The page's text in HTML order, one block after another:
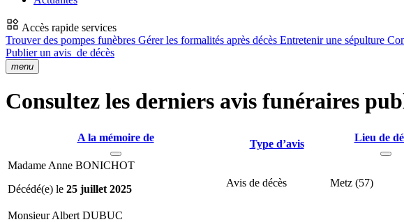
Accès rapide services
Trouver des pompes funèbres Gérer les formalités après décès Entretenir une sépulture
Publier un avis de décès
menu
Consultez les derniers avis funéraires
A la mémoire de
Type d’avis
Lieu de
Madame Anne BONICHOT
Décédé(e) le 25 juillet 2025
Avis de décès Metz (57)
Monsieur Albert DUBUC